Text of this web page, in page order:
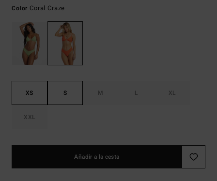
Color Coral Craze
XS S M L XL
XXL
Añadir a la cesta